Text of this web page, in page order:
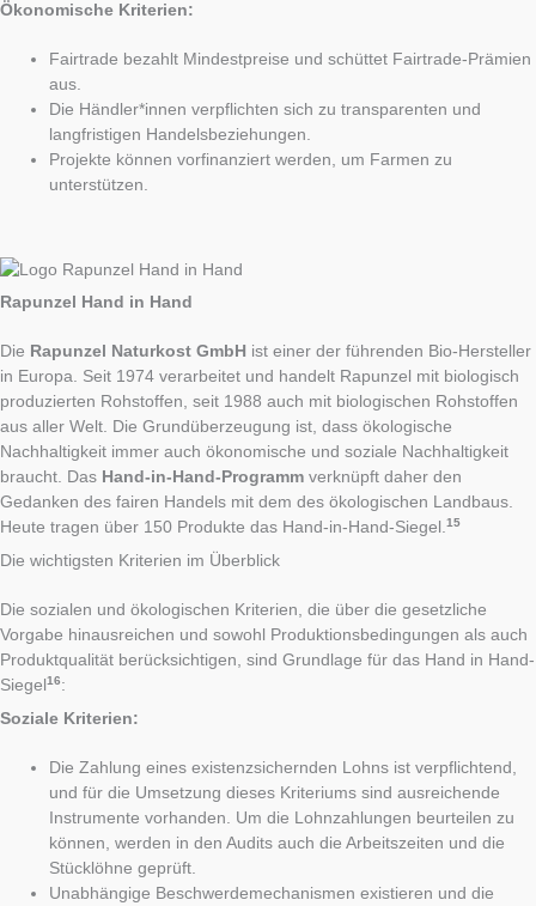
Ökonomische Kriterien:
Fairtrade bezahlt Mindestpreise und schüttet Fairtrade-Prämien
aus.
Die Händler*innen verpflichten sich zu transparenten und
langfristigen Handelsbeziehungen.
Projekte können vorfinanziert werden, um Farmen zu
unterstützen.
Rapunzel Hand in Hand
Die Rapunzel Naturkost GmbH ist einer der führenden Bio-Hersteller
in Europa. Seit 1974 verarbeitet und handelt Rapunzel mit biologisch
produzierten Rohstoffen, seit 1988 auch mit biologischen Rohstoffen
aus aller Welt. Die Grundüberzeugung ist, dass ökologische
Nachhaltigkeit immer auch ökonomische und soziale Nachhaltigkeit
braucht. Das Hand-in-Hand-Programm verknüpft daher den
Gedanken des fairen Handels mit dem des ökologischen Landbaus.
Heute tragen über 150 Produkte das Hand-in-Hand-Siegel.15
Die wichtigsten Kriterien im Überblick
Die sozialen und ökologischen Kriterien, die über die gesetzliche
Vorgabe hinausreichen und sowohl Produktionsbedingungen als auch
Produktqualität berücksichtigen, sind Grundlage für das Hand in Hand-
Siegel 16:
Soziale Kriterien:
Die Zahlung eines existenzsichernden Lohns ist verpflichtend,
und für die Umsetzung dieses Kriteriums sind ausreichende
Instrumente vorhanden. Um die Lohnzahlungen beurteilen zu
können, werden in den Audits auch die Arbeitszeiten und die
Stücklöhne geprüft.
Unabhängige Beschwerdemechanismen existieren und die